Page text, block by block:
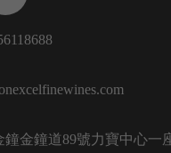
鐘金鐘道89號力寶中心一